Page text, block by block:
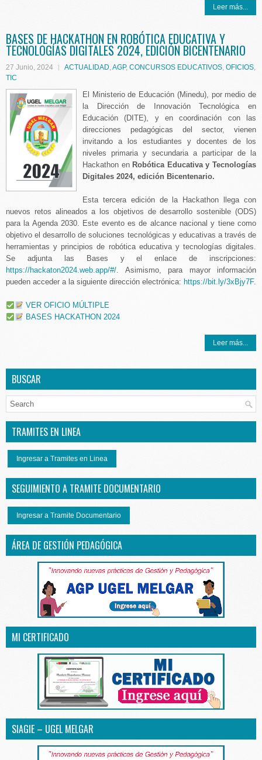
Leer más...
BASES DE HACKATHON EN ROBÓTICA EDUCATIVA Y
TECNOLOGÍAS DIGITALES 2024, EDICIÓN BICENTENARIO
27 Junio, 2024 ACTUALIDAD,AGP, CONCURSOS EDUCATIVOS, OFICIOS,
TIC
El Ministerio de Educación (Minedu), por medio de
la Dirección de Innovación Tecnológica en
Educación (DITE), y en coordinación con las
direcciones pedagógicas del sector, vienen
invitando a los estudiantes y docentes de los
niveles primaria y secundaria a participar de la
Hackathon en Robótica Educativa y Tecnologías
Digitales 2024, edición Bicentenario.
Esta tercera edición de la Hackathon llega con
nuevos retos alineados a los objetivos de desarrollo sostenible (ODS)
para la Agenda 2030. Este evento es de alcance nacional y tiene como
objetivo el desarrollo de soluciones tecnológicas y educativas a través de
herramientas y principios de robótica educativa y tecnologías digitales.
Se adjunta las Bases y el enlace de inscripciones:
https://hackaton2024.web.app/#/. Asimismo, para mayor información
pueden acceder a la siguiente dirección electrónica: https://bit.ly/3xBjy7F.
VER OFICIO MÚLTIPLE
BASES HACKATHON 2024
Leer más...
BUSCAR
TRAMITES EN LINEA
Ingresar a Tramites en Linea
SEGUIMIENTO A TRAMITE DOCUMENTARIO
Ingresar a Tramite Documentario
ÁREA DE GESTIÓN PEDAGÓGICA
MI CERTIFICADO
SIAGIE – UGEL MELGAR